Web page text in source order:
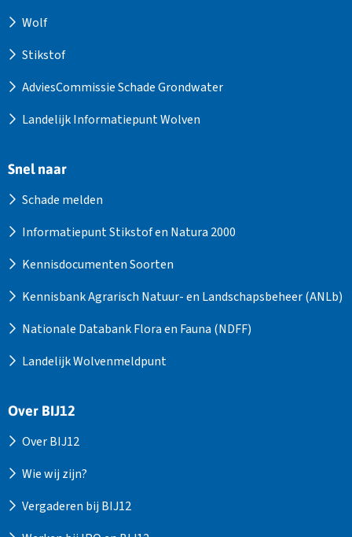
Wolf
Stikstof
AdviesCommissie Schade Grondwater
Landelijk Informatiepunt Wolven
Snel naar
Schade melden
Informatiepunt Stikstof en Natura 2000
Kennisdocumenten Soorten
Kennisbank Agrarisch Natuur- en Landschapsbeheer (ANLb)
Nationale Databank Flora en Fauna (NDFF)
Landelijk Wolvenmeldpunt
Over BIJ12
Over BIJ12
Wie wij zijn?
Vergaderen bij BIJ12